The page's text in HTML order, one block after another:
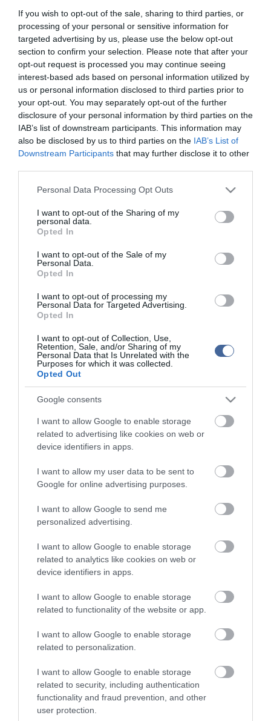
If you wish to opt-out of the sale, sharing to third parties, or
processing of your personal or sensitive information for
targeted advertising by us, please use the below opt-out
section to confirm your selection. Please note that after your
opt-out request is processed you may continue seeing
interest-based ads based on personal information utilized by
us or personal information disclosed to third parties prior to
your opt-out. You may separately opt-out of the further
disclosure of your personal information by third parties on the
IAB’s list of downstream participants. This information may
also be disclosed by us to third parties on the IAB’s List of
Downstream Participants that may further disclose it to other
Please note that this website/app uses one or more Google
not limited to your visit or usage behaviour. You may click to
grant or deny consent to Google and its third-party tags to
use your data for below specified purposes in below Google
consent section.
Personal Data Processing Opt Outs
I want to opt-out of the Sharing of my
personal data.
Opted In
I want to opt-out of the Sale of my
Personal Data.
Opted In
I want to opt-out of processing my
Personal Data for Targeted Advertising.
Opted In
I want to opt-out of Collection, Use,
Retention, Sale, and/or Sharing of my
Personal Data that Is Unrelated with the
Purposes for which it was collected.
Opted Out
Google consents
I want to allow Google to enable storage
related to advertising like cookies on web or
device identifiers in apps.
I want to allow my user data to be sent to
Google for online advertising purposes.
I want to allow Google to send me
personalized advertising.
I want to allow Google to enable storage
related to analytics like cookies on web or
device identifiers in apps.
I want to allow Google to enable storage
related to functionality of the website or app.
I want to allow Google to enable storage
related to personalization.
I want to allow Google to enable storage
related to security, including authentication
functionality and fraud prevention, and other
user protection.
Mesterházy Attila elmondta, hogy az MSZP egy hónapon belül
előterjeszti a fogyasztói és a szolgáltatói szektort is érintő
rezsicsökkentésre vonatkozó javaslatait. A fogyasztói területen
szorgalmazni fogják az épületek hőszigetelését, a nyílászárók
cseréjét, az egyedi fűtésmérők beszerelését, a hőtermelő
berendezések korszerűsítését, a hagyományos izzók
energiatakarékossá cserélését. A szolgáltatók tekintetében több
megújuló energiát hasznosító erőművet és a meglévő rendszerek,
hálózatok fejlesztését kívánják.
Számításaik szerint ezzel hosszú távon akár 40-60 százalékos
költségmegtakarítást is el lehetne elérni, a kivitelezések pedig az
alapanyaggyártóknak, a hazai kis- és középvállalkozásoknak
adnának munkát, növelnék a termelést, javítanák a foglalkoztatást.
kvóták értékesítéséből befolyt pénzből, európai uniós forrásokból
az állam és a fogyasztó partnerségén alapulna, az
önkormányzatoknak nem kellene forrással beszállniuk" - mondta
Kapcsolódó írások:
Rogán: júliusban lesz újabb rezsicsökkentés
Kósa: a rezsicsökkentés mikéntjéről zajlik éles vita
Kompenzációt kérnek a rezsicsökkentés miatt
A rezsicsökkentés az évszázad átverése?
Több mint 1400 hívás érkezett a rezsicsökkentéssel
Figyelem! A cikkhez hozzáfűzött hozzászólások nem a ma.hu network nézeteit
tükrözik. A szerkesztőség mindössze a hírek publikációjával foglalkozik, a
kommenteket nem tudja befolyásolni - azok az olvasók személyes véleményét
Kérjük, kulturáltan, mások személyiségi jogainak és jó hírnevének tiszteletben
tartásával kommenteljenek!
ma.hu legfrissebb hírei:
egy útdíjrendszeres ügylet felülvizsgálata után
Saját életét is kockára tette a magyar erdész, hogy
Második világháborús MG-42 géppuskát emeltek ki a
Dunából - a rendőrség lefoglalta
A Miniszterelnökség felmondta a Lounge Eventtel kötött
keretszerződését